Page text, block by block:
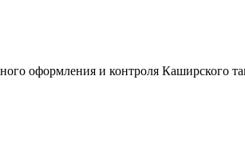
оформления и контроля Каширского